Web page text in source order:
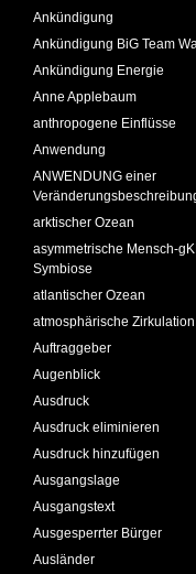
Ankündigung
Ankündigung BiG Team
Ankündigung Energie
Anne Applebaum
anthropogene Einflüsse
Anwendung
ANWENDUNG einer
arktischer Ozean
asymmetrische Mensch-
Symbiose
atlantischer Ozean
atmosphärische Zirkulation
Auftraggeber
Augenblick
Ausdruck
Ausdruck eliminieren
Ausdruck hinzufügen
Ausgangslage
Ausgangstext
Ausgesperrter Bürger
Ausländer